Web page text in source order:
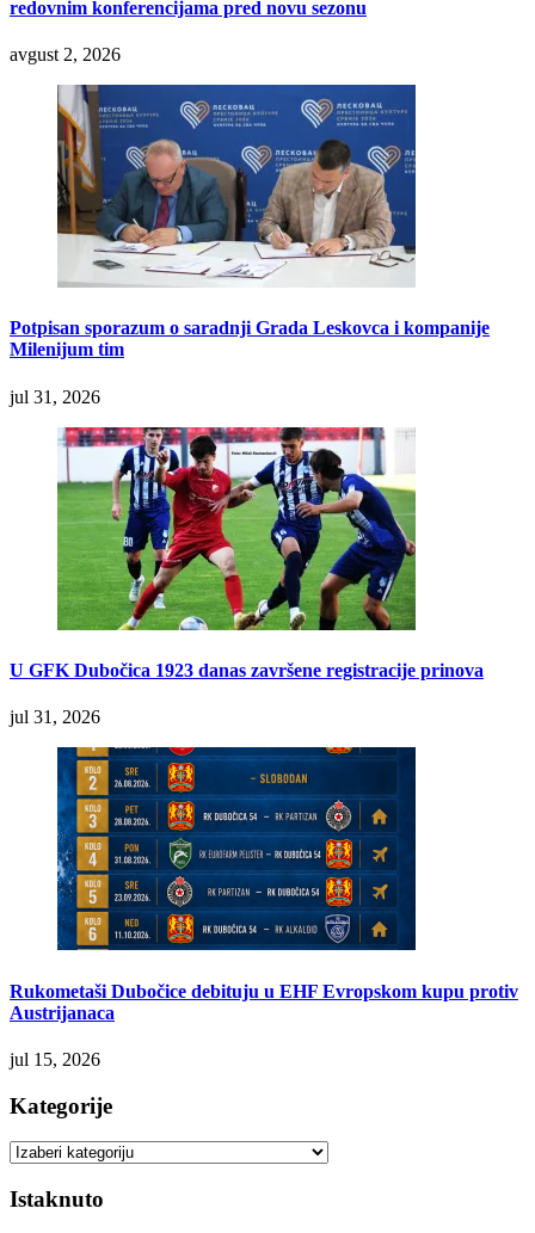
redovnim konferencijama pred novu sezonu
avgust 2, 2026
Potpisan sporazum o saradnji Grada Leskovca i kompanije
Milenijum tim
jul 31, 2026
U GFK Dubočica 1923 danas završene registracije prinova
jul 31, 2026
Rukometaši Dubočice debituju u EHF Evropskom kupu protiv
Austrijanaca
jul 15, 2026
Kategorije
Kategorije
Istaknuto